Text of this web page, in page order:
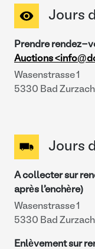
Jours
Prendre rendez-
Auctions
Wasenstrasse 1
5330 Bad
Jours
A collecter sur
après l'enchère)
Wasenstrasse 1
5330 Bad
Enlèvement sur